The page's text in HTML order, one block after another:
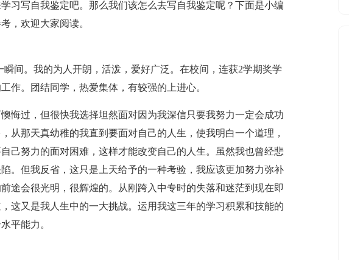
习写自我鉴定吧。那么我们该怎么去写自我鉴定呢？下面是小编
，欢迎大家阅读。
瞬间。我的为人开朗，活泼，爱好广泛。在校间，连获2学期奖学
作。团结同学，热爱集体，有较强的上进心。
悔过，但很快我选择坦然面对因为我深信只要我努力一定会成功
从那天真幼稚的我直到要面对自己的人生，使我明白一个道理，
己努力的面对困难，这样才能改变自己的人生。虽然我也曾经悲
。但我反省，这只是上天给予的一种考验，我应该更加努力弥补
途会很光明，很辉煌的。从刚跨入中专时的失落和迷茫到现在即
这又是我人生中的一大挑战。运用我这三年的学习积累和技能的
平能力。